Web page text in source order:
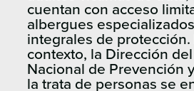
cuentan con acceso
albergues
integrales de protección.
contexto, la Dirección
Nacional de Prevención
la trata de personas se